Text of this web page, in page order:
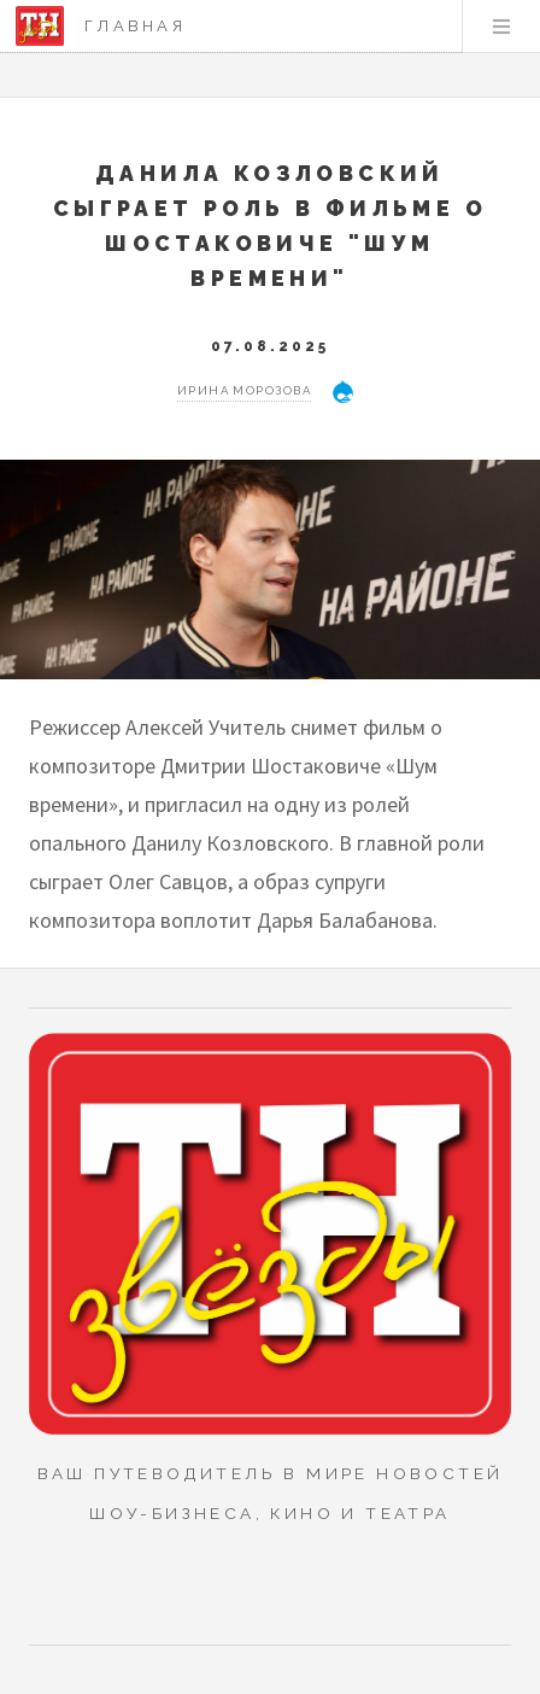
ГЛАВНАЯ
ДАНИЛА КОЗЛОВСКИЙ
СЫГРАЕТ РОЛЬ В ФИЛЬМЕ О
ШОСТАКОВИЧЕ "ШУМ
ВРЕМЕНИ"
07.08.2025
ИРИНА МОРОЗОВА
Режиссер Алексей Учитель снимет фильм о
композиторе Дмитрии Шостаковиче «Шум
времени», и пригласил на одну из ролей
опального Данилу Козловского. В главной роли
сыграет Олег Савцов, а образ супруги
композитора воплотит Дарья Балабанова.
ВАШ ПУТЕВОДИТЕЛЬ В МИРЕ НОВОСТЕЙ
ШОУ-БИЗНЕСА, КИНО И ТЕАТРА